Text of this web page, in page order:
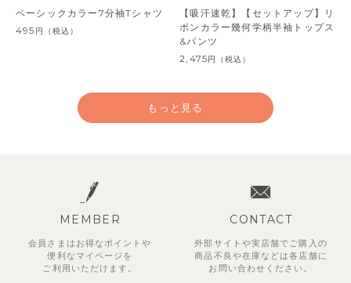
ベーシックカラー7分袖Tシャツ
495 円 （税込）
【吸汗速乾】【セットアップ】リ
ボンカラー幾何学柄半袖トップス
&パンツ
2,475円 （税込）
もっと見る
MEMBER
会員さまはお得なポイントや
便利な マイページを
ご利用いただけます。
CONTACT
外部サイトや実店舗でご購入の
商品不良や在庫などは各店舗に
お問い合わせください。